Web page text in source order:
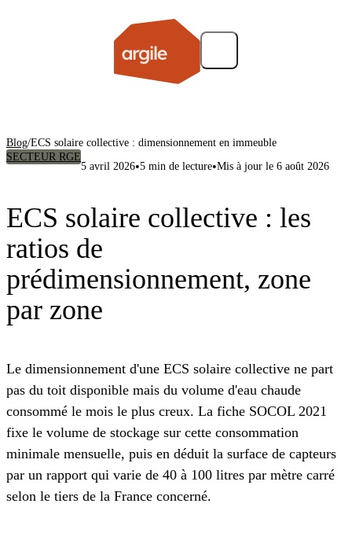
Blog/ECS solaire collective : dimensionnement en immeuble
SECTEUR RGE
5 avril 2026•5 min de lecture•Mis à jour le 6 août 2026
ECS solaire collective : les
ratios de
prédimensionnement, zone
par zone
Le dimensionnement d'une ECS solaire collective ne part
pas du toit disponible mais du volume d'eau chaude
consommé le mois le plus creux. La fiche SOCOL 2021
fixe le volume de stockage sur cette consommation
minimale mensuelle, puis en déduit la surface de capteurs
par un rapport qui varie de 40 à 100 litres par mètre carré
selon le tiers de la France concerné.